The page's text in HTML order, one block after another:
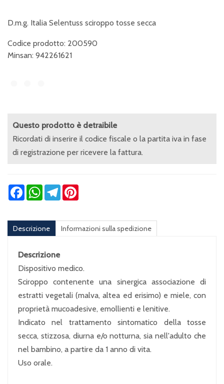
D.m.g. Italia Selentuss sciroppo tosse secca
Codice prodotto: 200590
Minsan: 942261621
Questo prodotto è detraibile
Ricordati di inserire il codice fiscale o la partita iva in fase
di registrazione per ricevere la fattura.
FacebookWhatsApp
Telegram
Descrizione Informazioni sulla spedizione
Descrizione
Dispositivo medico.
Sciroppo contenente una sinergica associazione di
estratti vegetali (malva, altea ed erisimo) e miele, con
proprietà mucoadesive, emollienti e lenitive.
Indicato nel trattamento sintomatico della tosse
secca, stizzosa, diurna e/o notturna, sia nell'adulto che
nel bambino, a partire da 1 anno di vita.
Uso orale.